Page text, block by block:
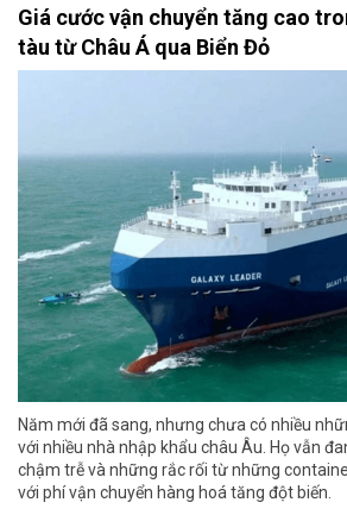
Giá cước vận chuyển tăng cao
tàu từ Châu Á qua Biển Đỏ
Năm mới đã sang, nhưng chưa có nhiều
với nhiều nhà nhập khẩu châu Âu. Họ vẫn
chậm trễ và những rắc rối từ những
với phí vận chuyển hàng hoá tăng đột biến.